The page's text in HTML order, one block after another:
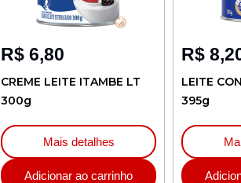
R$ 6,80
CREME LEITE ITAMBE LT
300g
Mais detalhes
Adicionar ao carrinho
R$
LEITE
395g